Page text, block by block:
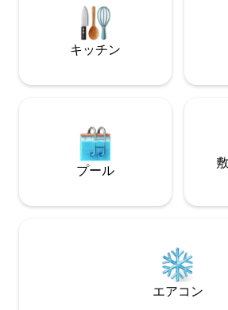
か数分の場所にあります。 静かで快適、
プライバシーも確保された理想的なお部
屋です。本当にリラックスできる場所で
キッチン
プール
エアコン